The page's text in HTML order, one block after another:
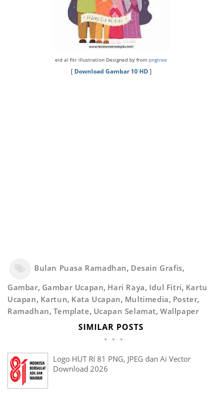
eid al fitr illustration Designed by from pngtree
[ Download Gambar 10 HD]
Bulan Puasa Ramadhan, Desain Grafis,
Gambar, Gambar Ucapan, Hari Raya, Idul Fitri, Kartu
Ucapan, Kartun, Kata Ucapan, Multimedia, Poster,
Ramadhan, Template, Ucapan Selamat,Wallpaper
SIMILAR POSTS
Logo HUT RI 81 PNG, JPEG dan Ai Vector
Download 2026